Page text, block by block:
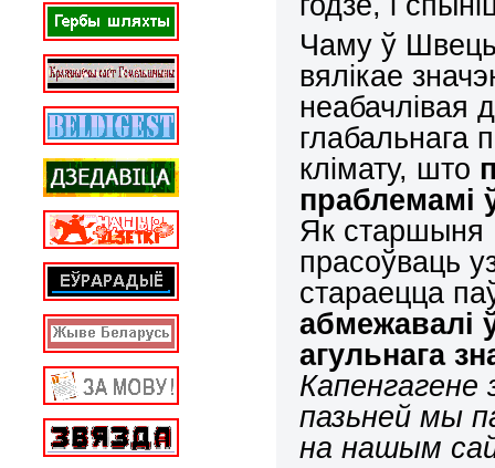
Чаму ў
вялікае
неабачлівая
глабальнага
клімату, што
праблемамі
Як старшыня
прасоўваць
стараецца
абмежавалі
агульнага
Капенгагене
пазьней мы
на нашым